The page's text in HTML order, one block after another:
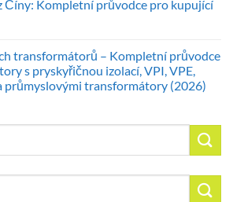
Číny: Kompletní průvodce pro kupující
transformátorů – Kompletní průvodce
s pryskyřičnou izolací, VPI, VPE,
průmyslovými transformátory (2026)